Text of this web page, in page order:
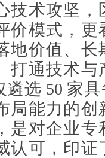
技术攻坚，
价模式，更
地价值、长
打通技术与
选 50 家
局能力的创
是对企业专
认可，印证